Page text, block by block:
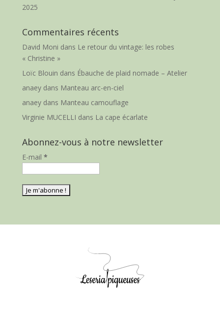
2025
Commentaires récents
David Moni dans Le retour du vintage: les robes
« Christine »
Loïc Blouin dans Ébauche de plaid nomade – Atelier
anaeydans Manteau arc-en-ciel
anaeydans Manteau camouflage
Virginie MUCELLI dans La cape écarlate
Abonnez-vous à notre newsletter
E-mail *